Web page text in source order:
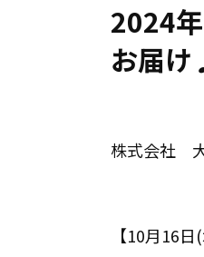
2024
お届
株式会社
【10月16